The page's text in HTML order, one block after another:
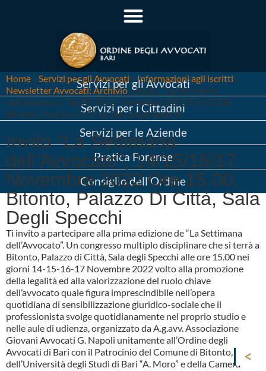
Servizi per gli Avvocati
Servizi per i Cittadini
Servizi per le Aziende
Pratica Forense
Consiglio dell’Ordine
Home » Servizi per gli Avvocati » Informazioni agli iscritti »
Newsletter Avvocati: Archivio »Invito “La Settimana
dell’Avvocato”, 14/15/16/17 Novembre 2022 Ore 15.00,
Bitonto, Palazzo Di Città, Sala Degli Specchi
Invito “La Settimana
dell’Avvocato”, 14/15/16/17
Novembre 2022 Ore 15.00,
Bitonto, Palazzo Di Città, Sala
Degli Specchi
Ti invito a partecipare alla prima edizione de “La Settimana
dell’Avvocato”. Un congresso multiplo disciplinare che si terrà a
Bitonto, Palazzo di Città, Sala degli Specchi alle ore 15.00 nei
giorni 14-15-16-17 Novembre 2022 volto alla promozione
della legalità ed alla valorizzazione del ruolo chiave
dell’avvocato quale figura imprescindibile nell’opera
quotidiana di sensibilizzazione giuridico-sociale che il
professionista svolge quotidianamente nel proprio studio e
nelle aule di udienza, organizzato da A.g.avv. Associazione
Giovani Avvocati G. Napoli unitamente all’Ordine degli
Avvocati di Bari con il Patrocinio del Comune di Bitonto,
dell’Università degli Studi di Bari “A. Moro” e della Camera